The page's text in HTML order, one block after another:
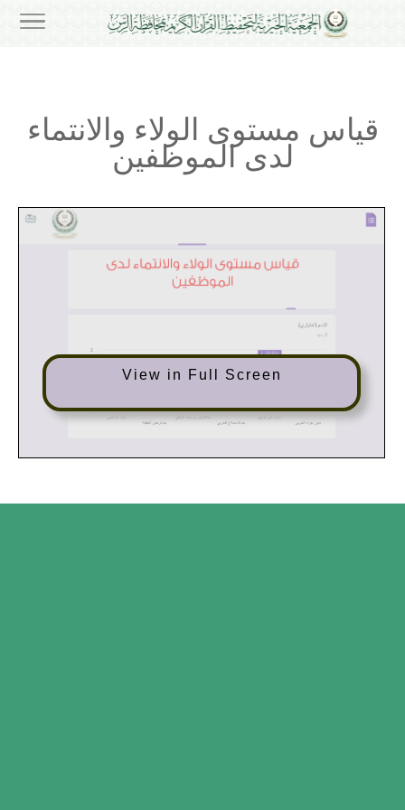
قياس مستوى الولاء والانتماء
لدى الموظفين
View in Full Screen